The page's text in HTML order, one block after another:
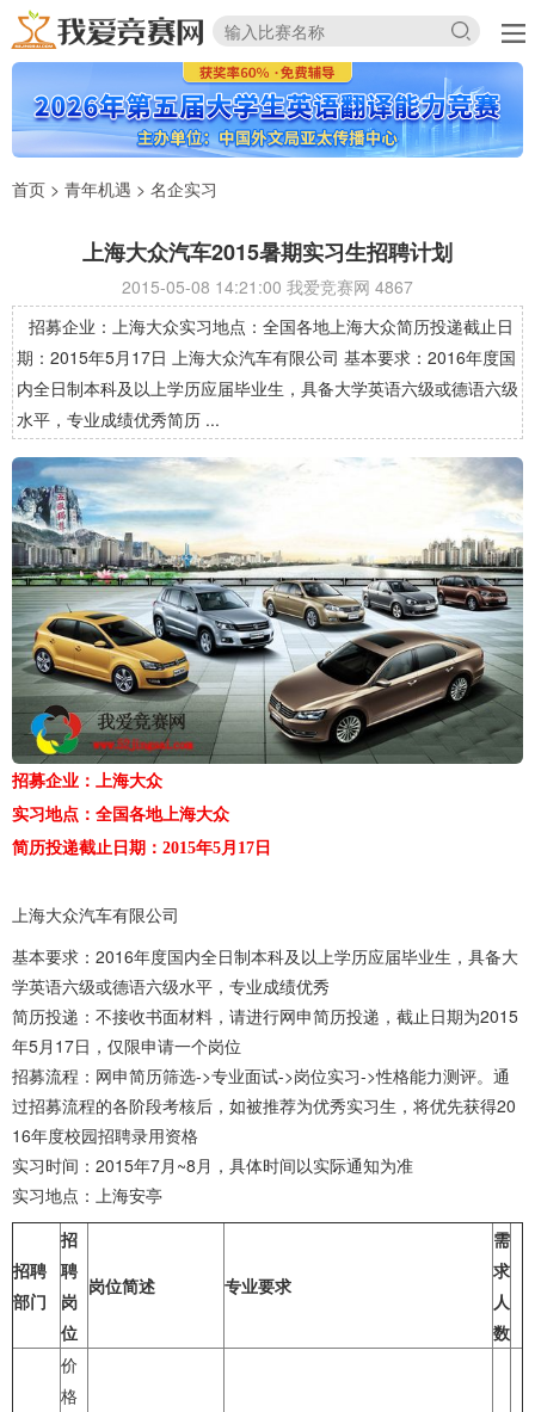
首页 > 青年机遇 > 名企实习
上海大众汽车2015暑期实习生招聘计划
2015-05-08 14:21:00 我爱竞赛网 4867
招募企业：上海大众实习地点：全国各地上海大众简历投递截止日
期：2015年5月17日 上海大众汽车有限公司 基本要求：2016年度国
内全日制本科及以上学历应届毕业生，具备大学英语六级或德语六级
水平，专业成绩优秀简历 ...
招募企业：上海大众
实习地点：全国各地上海大众
简历投递截止日期：2015年5月17日
上海大众汽车有限公司
基本要求：2016年度国内全日制本科及以上学历应届毕业生，具备大
学英语六级或德语六级水平，专业成绩优秀
简历投递：不接收书面材料，请进行网申简历投递，截止日期为2015
年5月17日，仅限申请一个岗位
招募流程：网申简历筛选->专业面试->岗位实习->性格能力测评。通
过招募流程的各阶段考核后，如被推荐为优秀实习生，将优先获得20
16年度校园招聘录用资格
实习时间：2015年7月~8月，具体时间以实际通知为准
实习地点：上海安亭
招聘
部门
招
聘
岗
位
岗位简述 专业要求
需
求
人
数
价
格